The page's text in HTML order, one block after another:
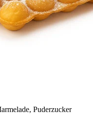
Puderzucker